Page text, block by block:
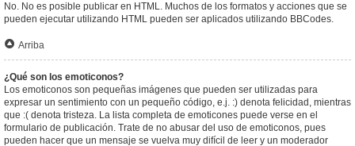
No. No es posible publicar en HTML. Muchos de los formatos y acciones que se
pueden ejecutar utilizando HTML pueden ser aplicados utilizando BBCodes.
Arriba
¿Qué son los emoticonos?
Los emoticonos son pequeñas imágenes que pueden ser utilizadas para
expresar un sentimiento con un pequeño código, e.j. :) denota felicidad, mientras
que :( denota tristeza. La lista completa de emoticones puede verse en el
formulario de publicación. Trate de no abusar del uso de emoticonos, pues
pueden hacer que un mensaje se vuelva muy difícil de leer y un moderador